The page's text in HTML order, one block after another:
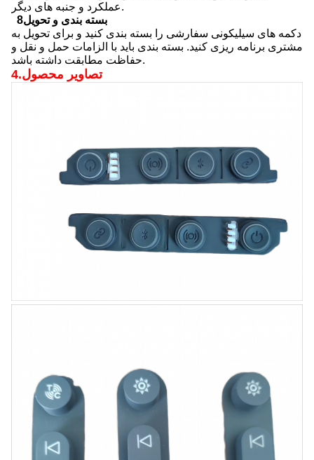
عملکرد و جنبه های دیگر.
8بسته بندی و تحویل
دکمه های سیلیکونی سفارشی را بسته بندی کنید و برای تحویل به
مشتری برنامه ریزی کنید. بسته بندی باید با الزامات حمل و نقل و
حفاظت مطابقت داشته باشد.
4.تصاویر محصول